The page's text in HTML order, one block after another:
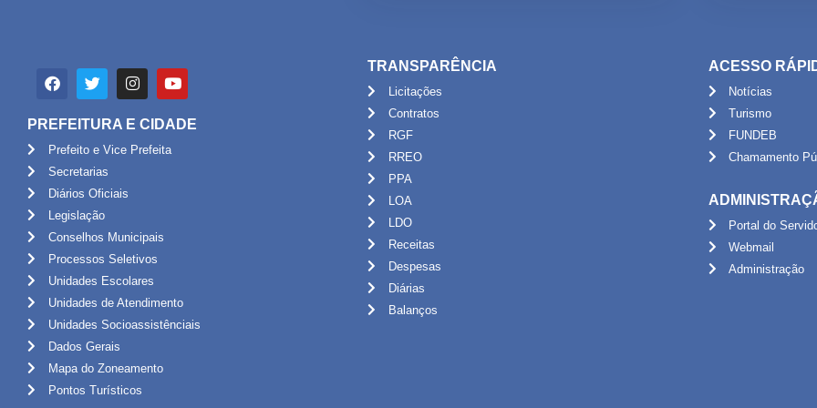
PREFEITURA E CIDADE
Prefeito e Vice Prefeita
Secretarias
Diários Oficiais
Legislação
Conselhos Municipais
Processos Seletivos
Unidades Escolares
Unidades de Atendimento
Unidades Socioassistênciais
Dados Gerais
Mapa do Zoneamento
Pontos Turísticos
TRANSPARÊNCIA
Licitações
Contratos
RGF
RREO
PPA
LOA
LDO
Receitas
Despesas
Diárias
Balanços
ACESSO
Notícias
Turismo
FUNDEB
Chamamento
Portal do
Webmail
Administração